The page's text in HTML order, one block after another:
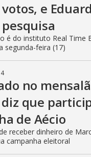
e
é do instituto Real Time
segunda-feira (17)
no
que
de Aécio
receber dinheiro de
campanha eleitoral